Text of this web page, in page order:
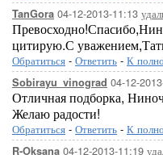
TanGora 04-12-2013-11:13
цитирую.С
Обратиться - Ответить - К
Sobirayu_vinograd 04-12-
Отличная подборка,
Желаю радости!
Обратиться - Ответить - К
R-Oksana 04-12-2013-11:19